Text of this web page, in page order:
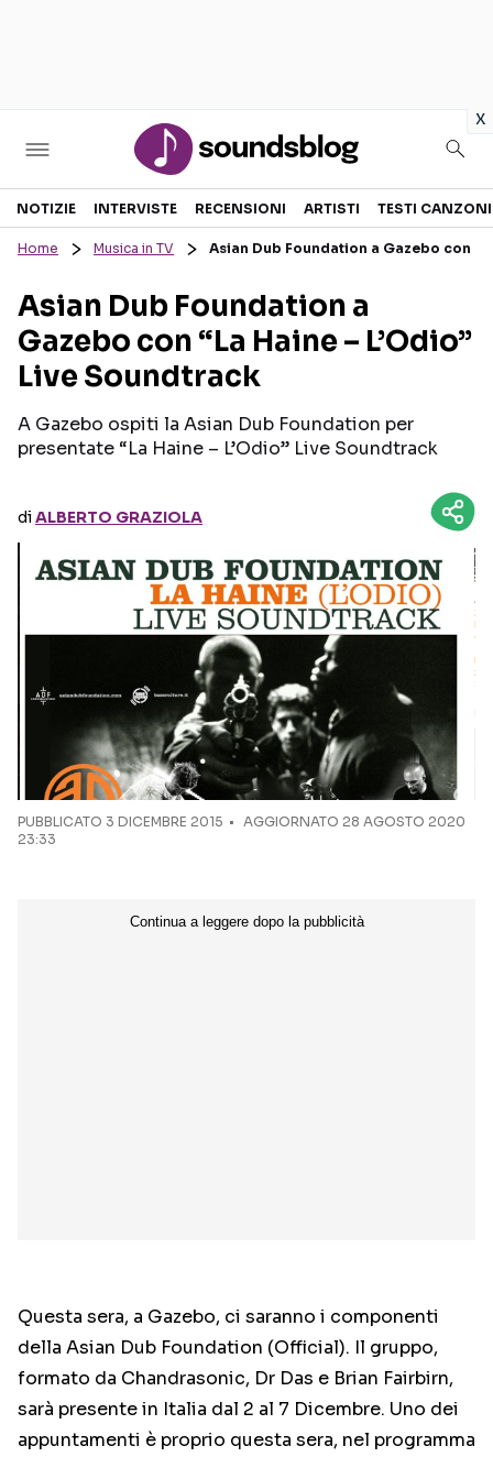
x
Sezioni
RECENSIONI MUSICALI
INTERVISTE
GOSSIP E CURIOSITÀ
TESTI CANZONI
TOUR ED EVENTI
NOTIZIE INTERVISTE RECENSIONI ARTISTI TESTI CANZONI
Home Musica in TV Asian Dub Foundation a Gazebo con
Asian Dub Foundation a
Gazebo con “La Haine – L’Odio”
Live Soundtrack
A Gazebo ospiti la Asian Dub Foundation per
presentate “La Haine – L’Odio” Live Soundtrack
diALBERTO GRAZIOLA
PUBBLICATO 3 DICEMBRE 2015
AGGIORNATO 28 AGOSTO 2020
23:33
Questa sera, a Gazebo, ci saranno i componenti
della Asian Dub Foundation (Official). Il gruppo,
formato da Chandrasonic, Dr Das e Brian Fairbirn,
sarà presente in Italia dal 2 al 7 Dicembre. Uno dei
appuntamenti è proprio questa sera, nel programma